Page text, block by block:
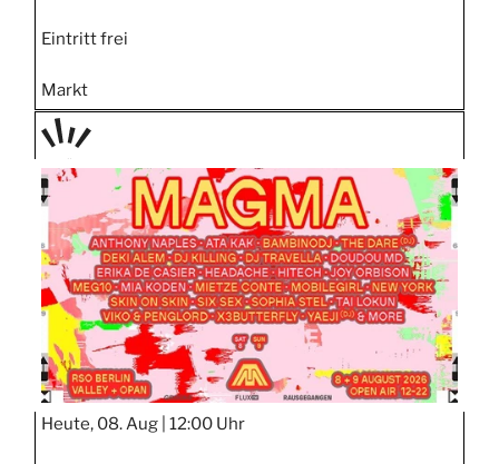
Eintritt frei
Markt
PRÄS
ENTIE
RT
Heute, 08. Aug | 12:00 Uhr